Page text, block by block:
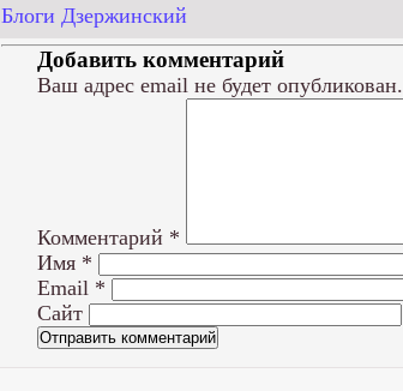
Блоги Дзержинский
Добавить комментарий
Ваш адрес email не будет опубликован.
Комментарий *
Имя *
Email *
Сайт